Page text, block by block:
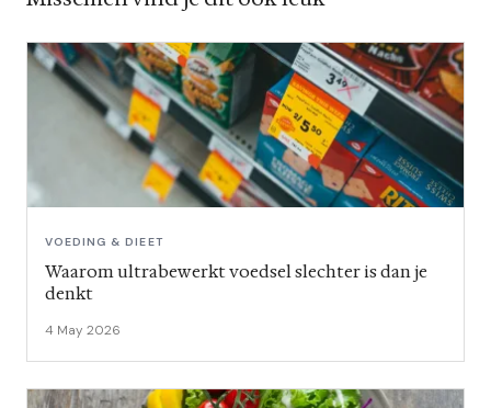
VOEDING & DIEET
Waarom ultrabewerkt voedsel slechter is dan je
denkt
4 May 2026